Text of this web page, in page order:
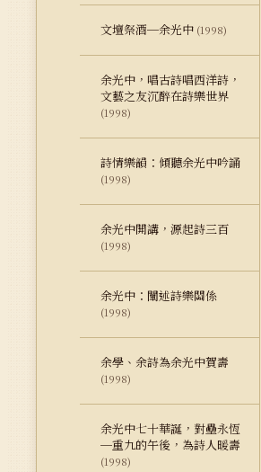
文壇祭酒─余光中 (1998)
余光中，唱古詩唱西洋詩，
文藝之友沉醉在詩樂世界
(1998)
詩情樂韻：傾聽余光中吟誦
(1998)
余光中開講，源起詩三百
(1998)
余光中：闡述詩樂關係
(1998)
余學、余詩為余光中賀壽
(1998)
余光中七十華誕，對壘永恆
─重九的午後，為詩人暖壽
(1998)